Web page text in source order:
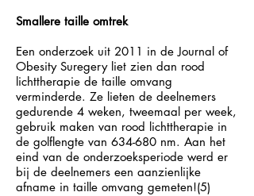
Smallere taille omtrek
Een onderzoek uit 2011 in de Journal of
Obesity Suregery liet zien dan rood
lichttherapie de taille omvang
verminderde. Ze lieten de deelnemers
gedurende 4 weken, tweemaal per week,
gebruik maken van rood lichttherapie in
de golflengte van 634-680 nm. Aan het
eind van de onderzoeksperiode werd er
bij de deelnemers een aanzienlijke
afname in taille omvang gemeten!(5)